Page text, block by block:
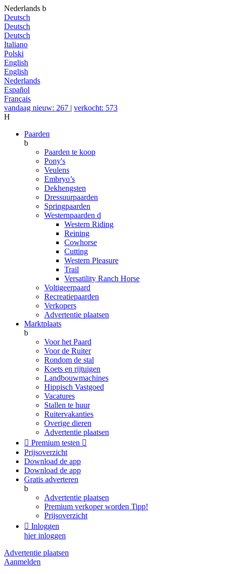
Nederlands b
Deutsch
Deutsch
Deutsch
Italiano
Polski
English
English
Nederlands
Español
Français
vandaag nieuw: 267 | verkocht: 573
H
Paarden
b
Paarden te koop
Pony's
Veulens
Embryo’s
Dekhengsten
Dressuurpaarden
Springpaarden
Westernpaarden d
Western Riding
Reining
Cowhorse
Cutting
Western Pleasure
Trail
Versatility Ranch Horse
Voltigeerpaard
Recreatiepaarden
Verkopers
Advertentie plaatsen
Marktplaats
b
Voor het Paard
Voor de Ruiter
Rondom de stal
Koets en rijtuigen
Landbouwmachines
Hippisch Vastgoed
Vacatures
Stallen te huur
Ruitervakanties
Overige dieren
Advertentie plaatsen
 Premium testen 
Prijsoverzicht
Download de app
Download de app
Gratis adverteren
b
Advertentie plaatsen
Premium verkoper worden Tipp!
Prijsoverzicht
 Inloggen
hier inloggen
Advertentie plaatsen
Aanmelden